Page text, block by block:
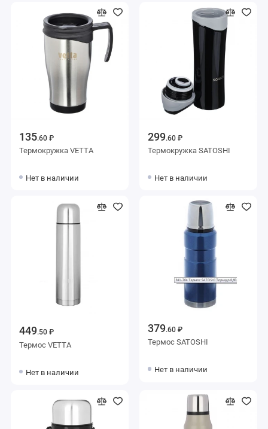
135.60 ₽
Термокружка VETTA
Нет в наличии
299.60 ₽
Термокружка SATOSHI
Нет в наличии
449.50 ₽
Термос VETTA
Нет в наличии
379.60 ₽
Термос SATOSHI
Нет в наличии